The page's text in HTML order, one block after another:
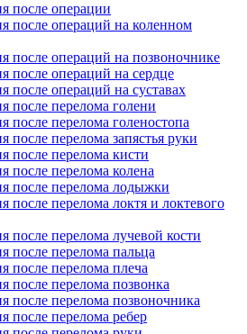
после операции
после операций на коленном
после операций на позвоночнике
после операций на сердце
после операций на суставах
после перелома голени
после перелома голеностопа
после перелома запястья руки
после перелома кисти
после перелома колена
после перелома лодыжки
после перелома локтя и локтевого
после перелома лучевой кости
после перелома пальца
после перелома плеча
после перелома позвонка
после перелома позвоночника
после перелома ребер